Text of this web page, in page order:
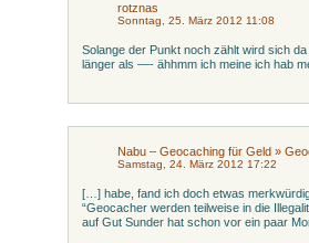
rotznas
Sonntag, 25. März 2012 11:08
Solange der Punkt noch zählt wird sich
länger als —- ähhmm ich meine ich hab
Nabu – Geocaching für Geld »
Samstag, 24. März 2012 17:22
[…] habe, fand ich doch etwas
“Geocacher werden teilweise in die
auf Gut Sunder hat schon vor ein paar